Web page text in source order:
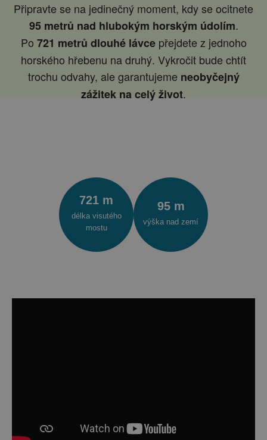
Připravte se na jedinečný moment, kdy se ocitnete
95 metrů nad hlubokým horským údolím.
Po 721 metrů dlouhé lávcepřejdete z jednoho
horského hřebenu na druhý. Vykročit bude chtít
trochu odvahy, ale garantujeme neobyčejný
zážitek na celý život.
721 m
délka visutého
mostu
95 m
výška nad zemí